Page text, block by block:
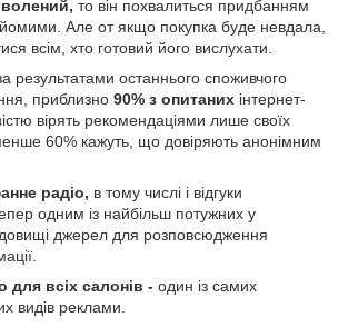
то він похвалиться придбанням
Але от якщо покупка буде невдала,
всім, хто готовий його вислухати.
результатами останнього споживчого
приблизно 90% з опитаних інтернет-
вірять рекомендаціями лише своїх
60% кажуть, що довіряють анонімним
радіо, в тому числі і відгуки
одним із найбільш потужних у
джерел для розповсюдження
для всіх салонів - один із самих
видів реклами.